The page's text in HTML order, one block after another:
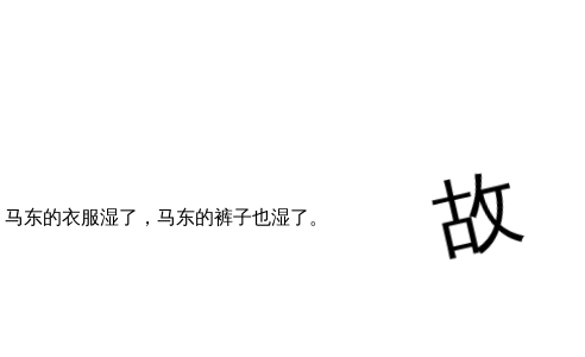
东的衣服湿了，马东的裤子也湿了。